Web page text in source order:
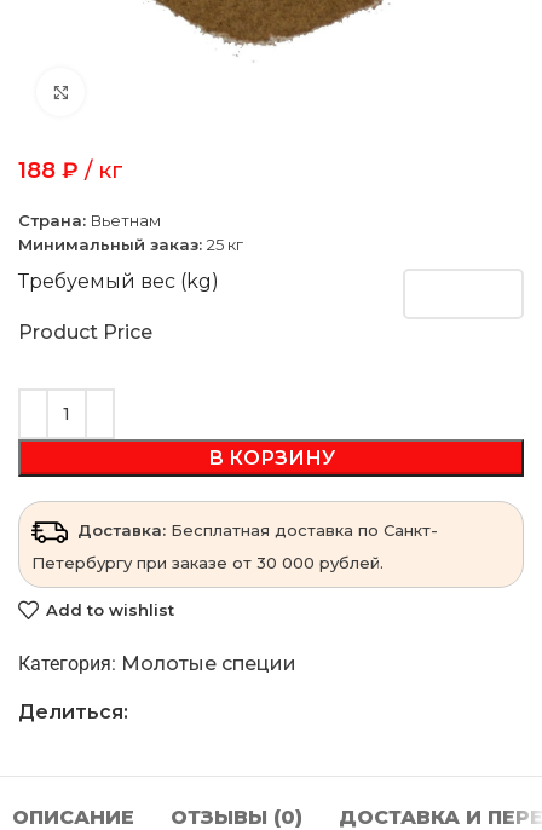
188 ₽ / кг
Страна: Вьетнам
Минимальный заказ: 25 кг
Требуемый вес (kg)
Product Price
В КОРЗИНУ
Доставка: Бесплатная доставка по Санкт-
Петербургу при заказе от 30 000 рублей.
Add to wishlist
Категория: Молотые специи
Делиться:
ОПИСАНИЕ ОТЗЫВЫ (0) ДОСТАВКА И